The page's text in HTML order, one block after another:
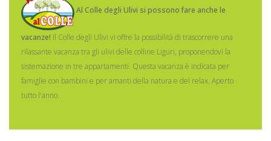
Al Colle degli Ulivi si possono fare anche le
vacanze! Il Colle degli Ulivi vi offre la possibilità di trascorrere una
rilassante vacanza tra gli ulivi delle colline Liguri, proponendovi la
sistemazione in tre appartamenti. Questa vacanza è indicata per
famiglie con bambini e per amanti della natura e del relax. Aperto
tutto l'anno.